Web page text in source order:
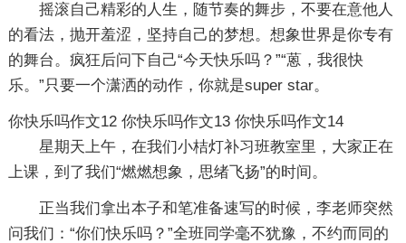
摇滚自己精彩的人生，随节奏的舞步，不要在意他人
的看法，抛开羞涩，坚持自己的梦想。想象世界是你专有
的舞台。疯狂后问下自己“今天快乐吗？”“蒽，我很快
乐。”只要一个潇洒的动作，你就是super star。
你快乐吗作文12
星期天上午，在我们小桔灯补习班教室里，大家正在
上课，到了我们“燃燃想象，思绪飞扬”的时间。
正当我们拿出本子和笔准备速写的时候，李老师突然
问我们：“你们快乐吗？”全班同学毫不犹豫，不约而同的
你快乐吗作文13 你快乐吗作文14